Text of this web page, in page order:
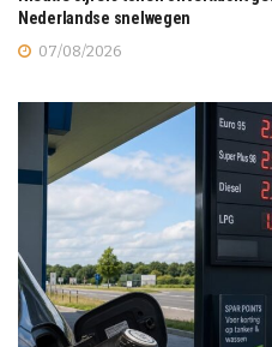
Nederlandse snelwegen
07/08/2026